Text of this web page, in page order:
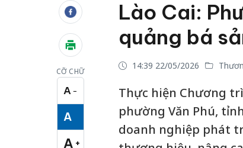
CỠ CHỮ
A −
Cỡ chữ nhỏ
A
Cỡ chữ vừa
A +
Lào Cai:
quảng bá
14:39 22/05/2026
Thực hiện Chương
phường Văn Phú,
doanh nghiệp phát